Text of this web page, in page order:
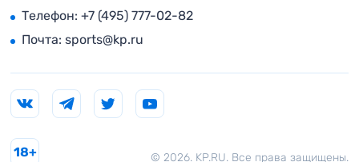
Телефон: +7 (495) 777-02-82
Почта: sports@kp.ru
© 2026. KP.RU. Все права защищены.
18+